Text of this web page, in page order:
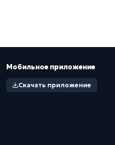
Мобильное приложение
Скачать приложение